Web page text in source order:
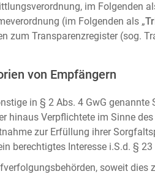
im Folgenden
(im Folgenden als „
zum Transparenzregister (sog.
von Empfängern
in § 2 Abs. 4 GwG
hinaus Verpflichtete im Sinne
zur Erfüllung ihrer
berechtigtes Interesse i.S.d. §
soweit